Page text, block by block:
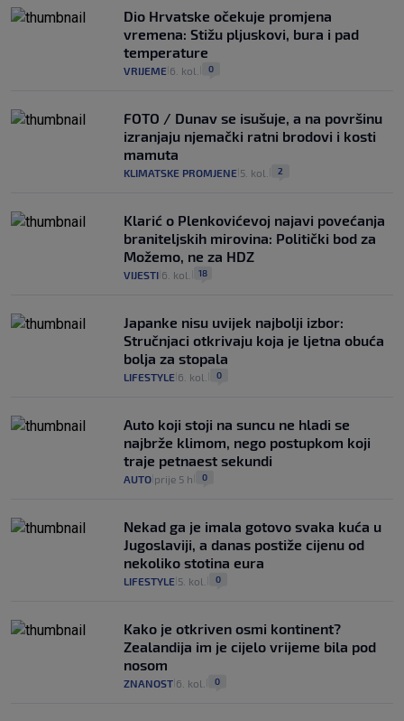
Dio Hrvatske očekuje promjena
vremena: Stižu pljuskovi, bura i pad
temperature
VRIJEME 6. kol. 0
FOTO / Dunav se isušuje, a na površinu
izranjaju njemački ratni brodovi i kosti
mamuta
KLIMATSKE PROMJENE 5. kol. 2
Klarić o Plenkovićevoj najavi povećanja
braniteljskih mirovina: Politički bod za
Možemo, ne za HDZ
VIJESTI 6. kol. 18
Japanke nisu uvijek najbolji izbor:
Stručnjaci otkrivaju koja je ljetna obuća
bolja za stopala
LIFESTYLE 6. kol. 0
Auto koji stoji na suncu ne hladi se
najbrže klimom, nego postupkom koji
traje petnaest sekundi
AUTO prije 5 h 0
Nekad ga je imala gotovo svaka kuća u
Jugoslaviji, a danas postiže cijenu od
nekoliko stotina eura
LIFESTYLE 5. kol. 0
Kako je otkriven osmi kontinent?
Zealandija im je cijelo vrijeme bila pod
nosom
ZNANOST 6. kol. 0